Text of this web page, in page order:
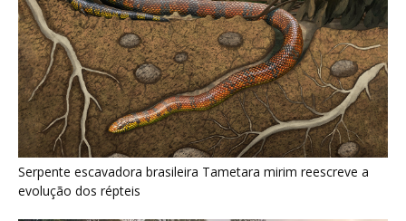
Como a majestosa onça pintada protege as margens dos rios
e sustenta o equilíbrio ecológico na floresta amazônica